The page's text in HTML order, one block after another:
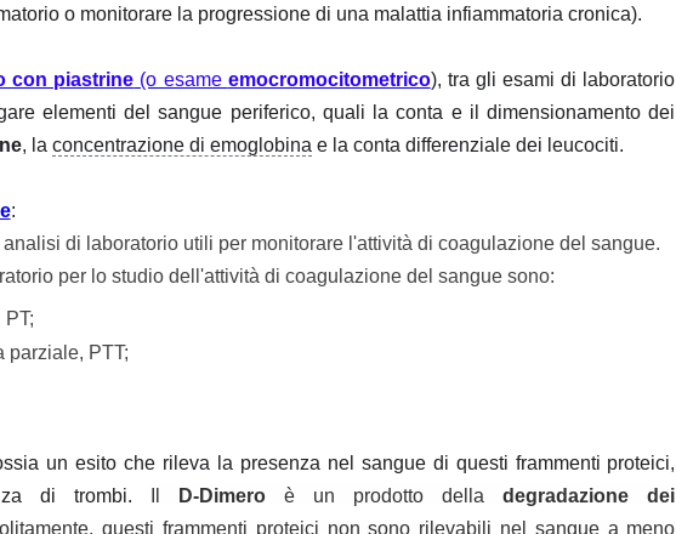
o monitorare la progressione di una malattia infiammatoria cronica).
con piastrine (o esame emocromocitometrico), tra gli esami di laboratorio
elementi del sangue periferico, quali la conta e il dimensionamento dei
, la concentrazione di emoglobina e la conta differenziale dei leucociti.
:
analisi di laboratorio utili per monitorare l'attività di coagulazione del sangue.
per lo studio dell'attività di coagulazione del sangue sono:
PT;
parziale, PTT;
un esito che rileva la presenza nel sangue di questi frammenti proteici,
di trombi.
D-Dimero è un prodotto delladegradazione dei
questi frammenti proteici non sono rilevabili nel sangue a meno